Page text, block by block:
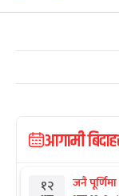
आगामी
१२ जनै पूर्णिमा